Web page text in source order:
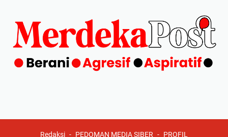
Redaksi PEDOMAN MEDIA SIBER PROFIL